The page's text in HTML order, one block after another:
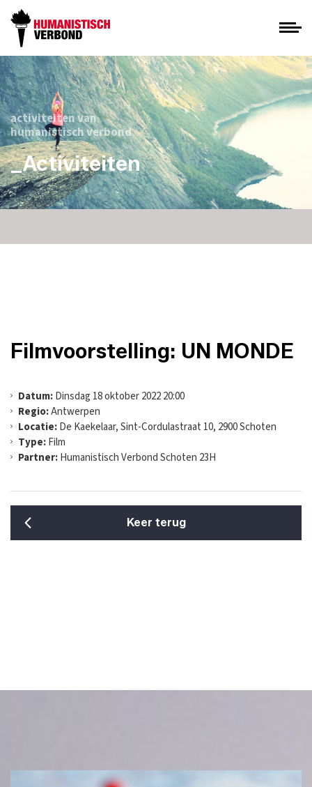
activiteiten van
humanistisch verbond
_Activiteiten
Filmvoorstelling: UN MONDE
Datum:Dinsdag 18 oktober 2022 20:00
Regio:Antwerpen
Locatie:De Kaekelaar, Sint-Cordulastraat 10, 2900 Schoten
Type:Film
Partner:Humanistisch Verbond Schoten 23H
Keer terug